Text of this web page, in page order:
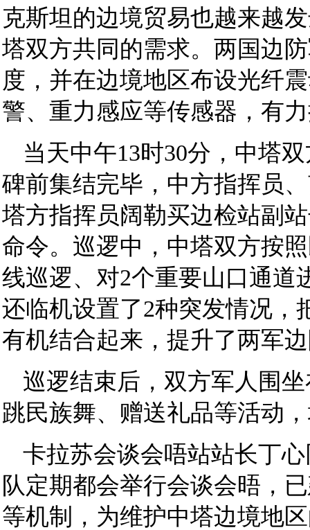
克斯坦的边境贸易也越来越
塔双方共同的需求。两国边
度，并在边境地区布设光纤
警、重力感应等传感器，有
当天中午13时30分，中塔
碑前集结完毕，中方指挥员
塔方指挥员阔勒买边检站副
命令。巡逻中，中塔双方按
线巡逻、对2个重要山口通道
还临机设置了2种突发情况，
有机结合起来，提升了两军
巡逻结束后，双方军人围
跳民族舞、赠送礼品等活动
卡拉苏会谈会唔站站长丁
队定期都会举行会谈会晤，
等机制，为维护中塔边境地